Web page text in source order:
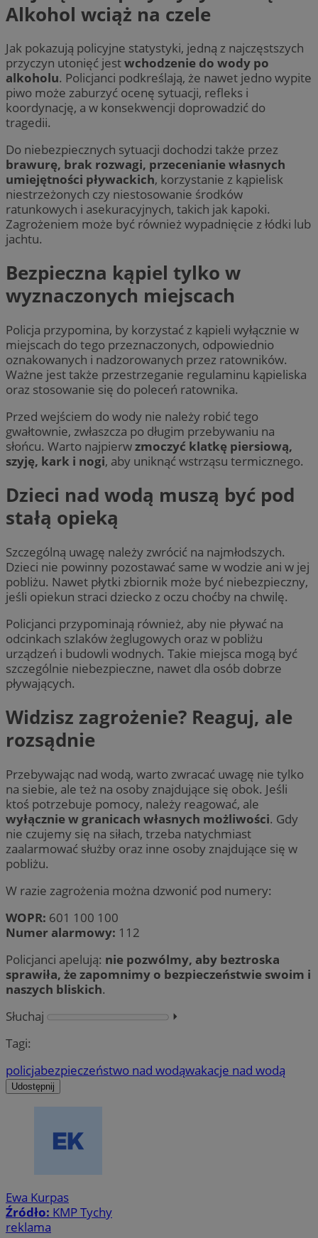
Alkohol wciąż na czele
Jak pokazują policyjne statystyki, jedną z najczęstszych
przyczyn utonięć jestwchodzenie do wody po
alkoholu. Policjanci podkreślają, że nawet jedno wypite
piwo może zaburzyć ocenę sytuacji, refleks i
koordynację, a w konsekwencji doprowadzić do
tragedii.
Do niebezpiecznych sytuacji dochodzi także przez
brawurę, brak rozwagi, przecenianie własnych
umiejętności pływackich, korzystanie z kąpielisk
niestrzeżonych czy niestosowanie środków
ratunkowych i asekuracyjnych, takich jak kapoki.
Zagrożeniem może być również wypadnięcie z łódki lub
jachtu.
Bezpieczna kąpiel tylko w
wyznaczonych miejscach
Policja przypomina, by korzystać z kąpieli wyłącznie w
miejscach do tego przeznaczonych, odpowiednio
oznakowanych i nadzorowanych przez ratowników.
Ważne jest także przestrzeganie regulaminu kąpieliska
oraz stosowanie się do poleceń ratownika.
Przed wejściem do wody nie należy robić tego
gwałtownie, zwłaszcza po długim przebywaniu na
słońcu. Warto najpierwzmoczyć klatkę piersiową,
szyję, kark i nogi, aby uniknąć wstrząsu termicznego.
Dzieci nad wodą muszą być pod
stałą opieką
Szczególną uwagę należy zwrócić na najmłodszych.
Dzieci nie powinny pozostawać same w wodzie ani w jej
pobliżu. Nawet płytki zbiornik może być niebezpieczny,
jeśli opiekun straci dziecko z oczu choćby na chwilę.
Policjanci przypominają również, aby nie pływać na
odcinkach szlaków żeglugowych oraz w pobliżu
urządzeń i budowli wodnych. Takie miejsca mogą być
szczególnie niebezpieczne, nawet dla osób dobrze
pływających.
Widzisz zagrożenie? Reaguj, ale
rozsądnie
Przebywając nad wodą, warto zwracać uwagę nie tylko
na siebie, ale też na osoby znajdujące się obok. Jeśli
ktoś potrzebuje pomocy, należy reagować, ale
wyłącznie w granicach własnych możliwości. Gdy
nie czujemy się na siłach, trzeba natychmiast
zaalarmować służby oraz inne osoby znajdujące się w
pobliżu.
W razie zagrożenia można dzwonić pod numery:
WOPR: 601 100 100
Numer alarmowy: 112
Policjanci apelują: nie pozwólmy, aby beztroska
sprawiła, że zapomnimy o bezpieczeństwie swoim i
naszych bliskich.
Słuchaj
⏵︎
Tagi:
policjabezpieczeństwo nad wodąwakacje nad wodą
Udostępnij
Ewa Kurpas
Źródło: KMP Tychy
reklama